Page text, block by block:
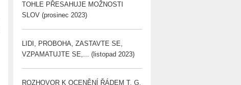
TOHLE PŘESAHUJE MOŽNOSTI
SLOV (prosinec 2023)
LIDI, PROBOHA, ZASTAVTE SE,
VZPAMATUJTE SE,... (listopad 2023)
ROZHOVOR K OCENĚNÍ ŘÁDEM T. G.